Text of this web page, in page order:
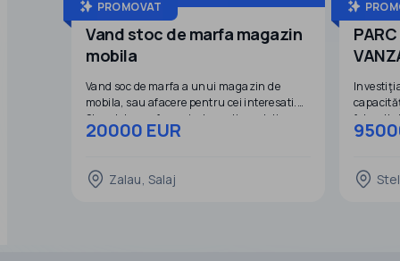
PROMOVAT
Vand stoc de marfa magazin
mobila
Vand soc de marfa a unui magazin de
mobila, sau afacere pentru cei interesati.
Stocul de marfa se vinde cu discont din
pretul de achizitie.
20000 EUR
Zalau, Salaj
o putere
judeţul